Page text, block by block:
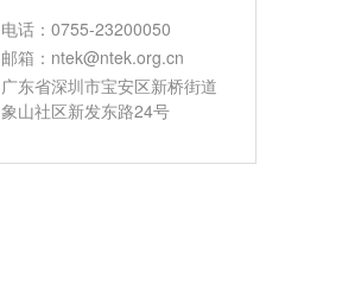
电话：0755-23200050
邮箱：ntek@ntek.org.cn
广东省深圳市宝安区新桥街道
象山社区新发东路24号